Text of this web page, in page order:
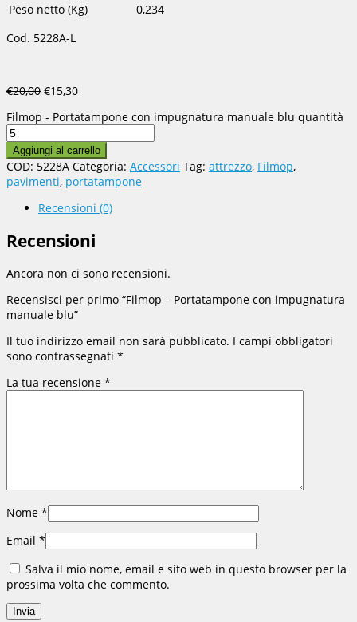
Peso netto (Kg)
0,234
Cod. 5228A-L
€20,00 €15,30
Filmop - Portatampone con impugnatura manuale blu quantità
Aggiungi al carrello
COD: 5228A Categoria: Accessori Tag: attrezzo, Filmop,
pavimenti, portatampone
Recensioni (0)
Recensioni
Ancora non ci sono recensioni.
Recensisci per primo “Filmop – Portatampone con impugnatura
manuale blu”
Il tuo indirizzo email non sarà pubblicato. I campi obbligatori
sono contrassegnati *
La tua recensione *
Nome *
Email *
Salva il mio nome, email e sito web in questo browser per la
prossima volta che commento.